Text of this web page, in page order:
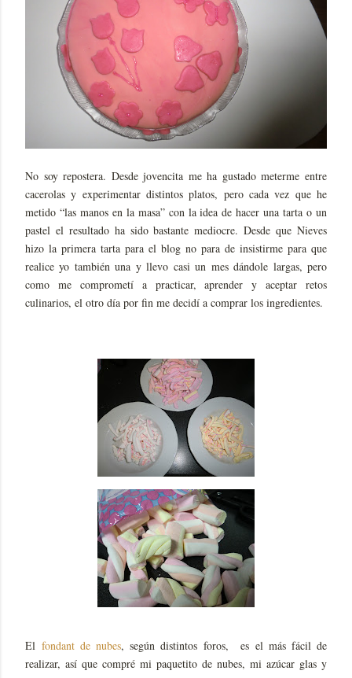
No soy repostera. Desde jovencita me ha gustado meterme entre
cacerolas y experimentar distintos platos, pero cada vez que he
metido “las manos en la masa” con la idea de hacer una tarta o un
pastel el resultado ha sido bastante mediocre. Desde que Nieves
hizo la primera tarta para el blog no para de insistirme para que
realice yo también una y llevo casi un mes dándole largas, pero
como me comprometí a practicar, aprender y aceptar retos
culinarios, el otro día por fin me decidí a comprar los ingredientes.
El fondant de nubes, según distintos foros, es el más fácil de
realizar, así que compré mi paquetito de nubes, mi azúcar glas y